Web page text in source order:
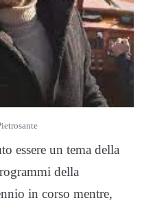
essere un tema della
della
in corso mentre,